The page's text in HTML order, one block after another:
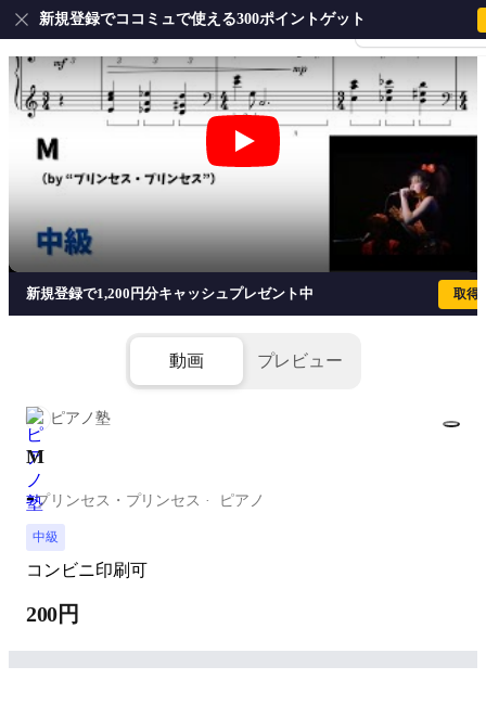
会員登録・ログイ
新規登録でココミュで使える300ポイントゲット
M - プリンセス・プリンセス
新規登録で1,200円分キャッシュプレゼント中 取得
動画 プレビュー
ピアノ塾
M
-プリンセス・プリンセス ピアノ
中級
コンビニ印刷可
200円